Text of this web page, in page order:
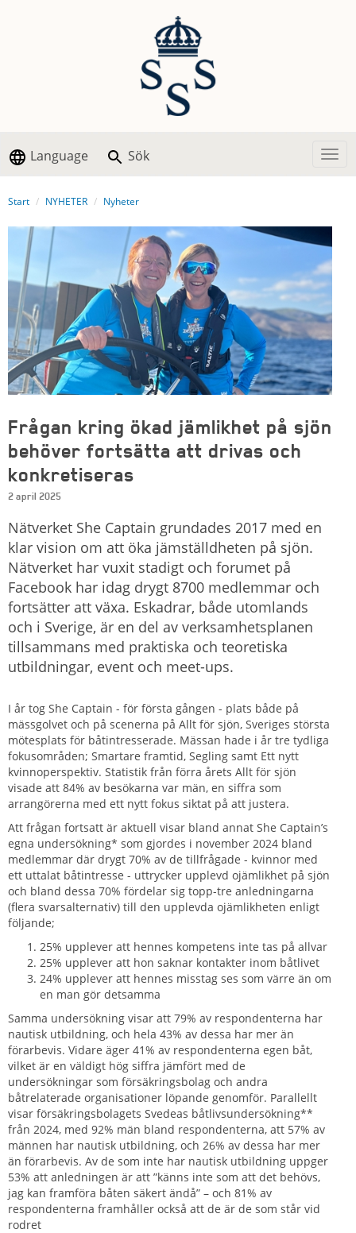
Language Sök
Start NYHETER Nyheter
Frågan kring ökad jämlikhet på sjön
behöver fortsätta att drivas och
konkretiseras
2 april 2025
Nätverket She Captain grundades 2017 med en
klar vision om att öka jämställdheten på sjön.
Nätverket har vuxit stadigt och forumet på
Facebook har idag drygt 8700 medlemmar och
fortsätter att växa. Eskadrar, både utomlands
och i Sverige, är en del av verksamhetsplanen
tillsammans med praktiska och teoretiska
utbildningar, event och meet-ups.
I år tog She Captain - för första gången - plats både på
mässgolvet och på scenerna på Allt för sjön, Sveriges största
mötesplats för båtintresserade. Mässan hade i år tre tydliga
fokusområden; Smartare framtid, Segling samt Ett nytt
kvinnoperspektiv. Statistik från förra årets Allt för sjön
visade att 84% av besökarna var män, en siffra som
arrangörerna med ett nytt fokus siktat på att justera.
Att frågan fortsatt är aktuell visar bland annat She Captain’s
egna undersökning* som gjordes i november 2024 bland
medlemmar där drygt 70% av de tillfrågade - kvinnor med
ett uttalat båtintresse - uttrycker upplevd ojämlikhet på sjön
och bland dessa 70% fördelar sig topp-tre anledningarna
(flera svarsalternativ) till den upplevda ojämlikheten enligt
följande;
25% upplever att hennes kompetens inte tas på allvar
25% upplever att hon saknar kontakter inom båtlivet
24% upplever att hennes misstag ses som värre än om
en man gör detsamma
Samma undersökning visar att 79% av respondenterna har
nautisk utbildning, och hela 43% av dessa har mer än
förarbevis. Vidare äger 41% av respondenterna egen båt,
vilket är en väldigt hög siffra jämfört med de
undersökningar som försäkringsbolag och andra
båtrelaterade organisationer löpande genomför. Parallellt
visar försäkringsbolagets Svedeas båtlivsundersökning**
från 2024, med 92% män bland respondenterna, att 57% av
männen har nautisk utbildning, och 26% av dessa har mer
än förarbevis. Av de som inte har nautisk utbildning uppger
53% att anledningen är att ”känns inte som att det behövs,
jag kan framföra båten säkert ändå” – och 81% av
respondenterna framhåller också att de är de som står vid
rodret